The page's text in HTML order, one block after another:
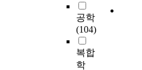
공학
(104)
복합
학